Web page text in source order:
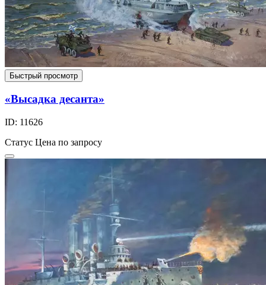
Быстрый просмотр
«Высадка десанта»
ID: 11626
Статус Цена по запросу